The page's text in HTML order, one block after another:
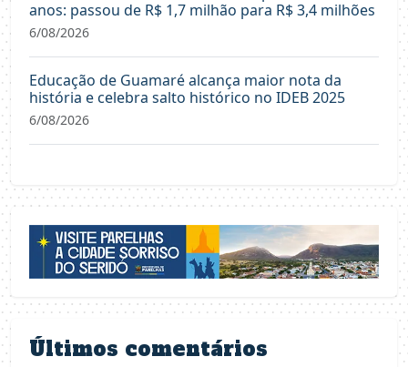
anos: passou de R$ 1,7 milhão para R$ 3,4 milhões
6/08/2026
Educação de Guamaré alcança maior nota da
história e celebra salto histórico no IDEB 2025
6/08/2026
Últimos comentários